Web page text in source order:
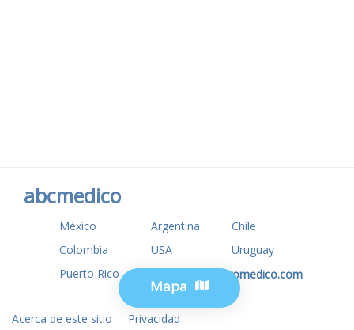
Mapa
abcmedico
México Argentina
Chile
Colombia
USA
Uruguay
Puerto Rico
www.tuotromedico.com
Acerca de este sitio Privacidad